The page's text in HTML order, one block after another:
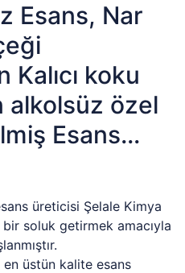
Esans, Nar
Kalıcı koku
alkolsüz özel
Esans...
üreticisi Şelale Kimya
soluk getirmek amacıyla
en üstün kalite esans